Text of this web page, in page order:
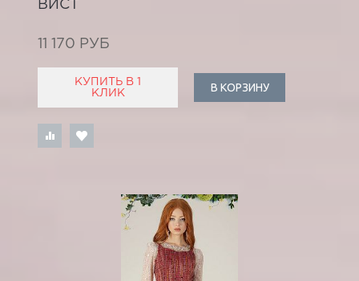
ВИСТ
11 170 РУБ
КУПИТЬ В 1
КЛИК
В КОРЗИНУ